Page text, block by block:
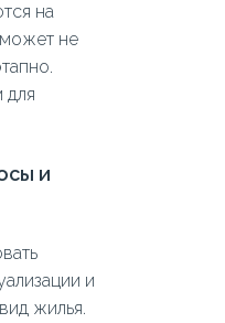
на
может не
для
и
и
жилья.